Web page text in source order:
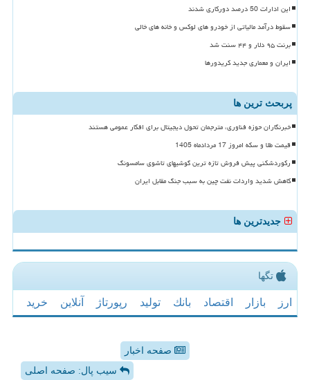
این ادارات 50 درصد دورکاری شدند
سقوط درآمد مالیاتی از خودرو های لوکس و خانه های خالی
برنت ۹۵ دلار و ۴۴ سنت شد
ایران و معماری جدید کریدورها
پربحث ترین ها
خبرنگاران حوزه فناوری، مترجمان تحول دیجیتال برای افکار عمومی هستند
قیمت طلا و سکه امروز 17 مردادماه 1405
رکوردشکنی پیش فروش تازه ترین گوشیهای تاشوی سامسونگ
کاهش شدید واردات نفت چین به سبب جنگ مقابل ایران
جدیدترین ها
تگها
ارز بازار اقتصاد بانك تولید رپورتاژ آنلاین خرید
صفحه اخبار
سیب پال: صفحه اصلی